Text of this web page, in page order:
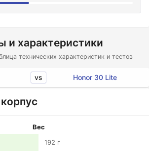
и характеристики
технических характеристик и тестов
vs Honor 30 Lite
Вес
192 г